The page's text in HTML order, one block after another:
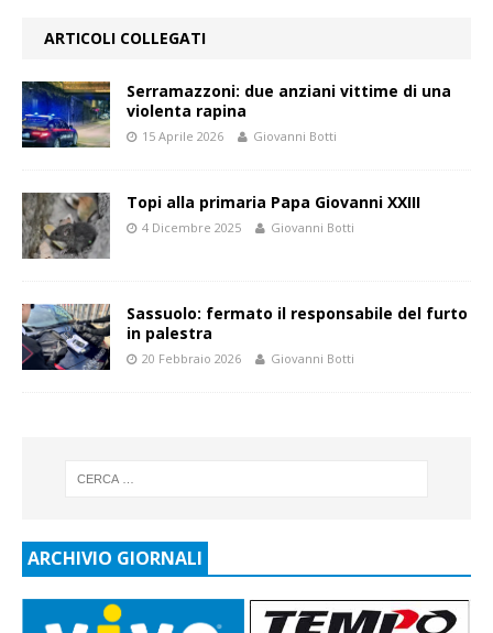
ARTICOLI COLLEGATI
Serramazzoni: due anziani vittime di una
violenta rapina
15 Aprile 2026 Giovanni Botti
Topi alla primaria Papa Giovanni XXIII
4 Dicembre 2025 Giovanni Botti
Sassuolo: fermato il responsabile del furto
in palestra
20 Febbraio 2026 Giovanni Botti
ARCHIVIO GIORNALI